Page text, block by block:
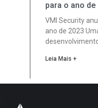
para o ano de
VMI Security
ano de 2023
Leia Mais +